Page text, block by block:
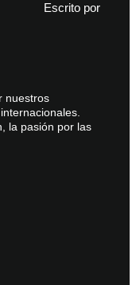
Escrito por
nuestros
la pasión por las